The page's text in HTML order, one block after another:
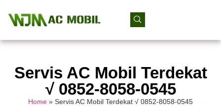
Servis AC Mobil Terdekat
√ 0852-8058-0545
Home » Servis AC Mobil Terdekat √ 0852-8058-0545